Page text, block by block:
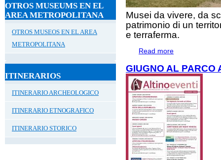
OTROS MUSEUMS EN EL
AREA METROPOLITANA
OTROS MUSEOS EN EL AREA
METROPOLITANA
ITINERARIOS
ITINERARIO ARCHEOLOGICO
ITINERARIO ETNOGRAFICO
ITINERARIO STORICO
Musei da vivere, da
patrimonio di un
e terraferma.
Read more
GIUGNO AL PARCO